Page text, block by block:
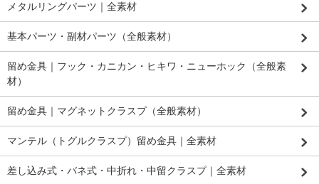
メタルリングパーツ｜全素材
基本パーツ・副材パーツ（全般素材）
留め金具｜フック・カニカン・ヒキワ・ニューホック（全般素
材）
留め金具｜マグネットクラスプ（全般素材）
マンテル（トグルクラスプ）留め金具｜全素材
差し込み式・バネ式・中折れ・中留クラスプ｜全素材